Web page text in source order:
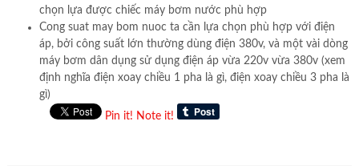
chọn lựa được chiếc máy bơm nước phù hợp
Cong suat may bom nuoc ta cần lựa chọn phù hợp với điện
áp, bởi công suất lớn thường dùng điện 380v, và một vài dòng
máy bơm dân dụng sử dụng điện áp vừa 220v vừa 380v (xem
định nghĩa điện xoay chiều 1 pha là gì, điện xoay chiều 3 pha là
gì)
Pin it! Note it!